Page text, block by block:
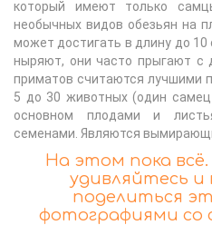
который имеют только
необычных видов обезьян на
может достигать в длину до
ныряют, они часто прыгают с
приматов считаются лучшими
5 до 30 животных (один
основном плодами и
семенами. Являются
На этом пока
удивляйтесь и
поделиться
фотографиями со